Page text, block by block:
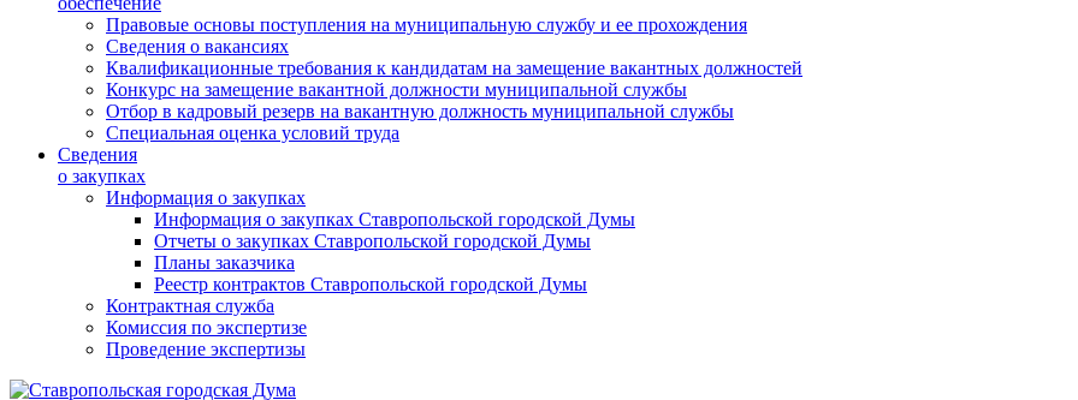
Правовые основы поступления на муниципальную службу и ее прохождения
Сведения о вакансиях
Квалификационные требования к кандидатам на замещение вакантных должностей
Конкурс на замещение вакантной должности муниципальной службы
Отбор в кадровый резерв на вакантную должность муниципальной службы
Специальная оценка условий труда
Сведения
о закупках
Информация о закупках
Информация о закупках Ставропольской городской Думы
Отчеты о закупках Ставропольской городской Думы
Планы заказчика
Реестр контрактов Ставропольской городской Думы
Контрактная служба
Комиссия по экспертизе
Проведение экспертизы